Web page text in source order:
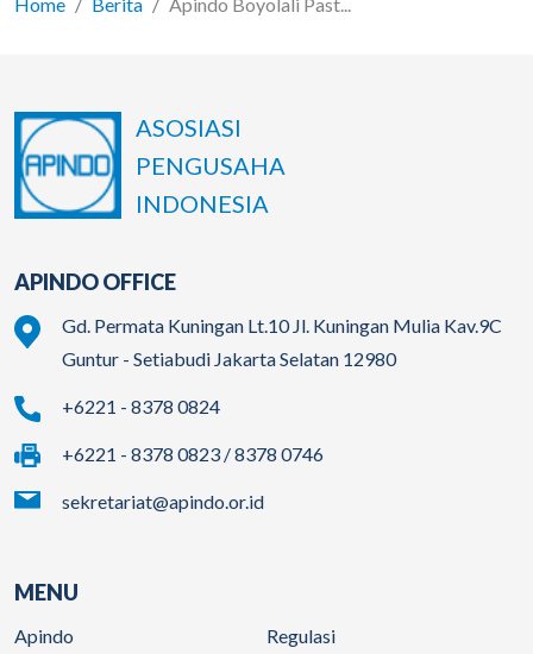
ASOSIASI
PENGUSAHA
INDONESIA
APINDO OFFICE
Gd. Permata Kuningan Lt.10 Jl. Kuningan Mulia Kav.9C
Guntur - Setiabudi Jakarta Selatan 12980
+6221 - 8378 0824
+6221 - 8378 0823 / 8378 0746
sekretariat@apindo.or.id
MENU
Apindo Regulasi